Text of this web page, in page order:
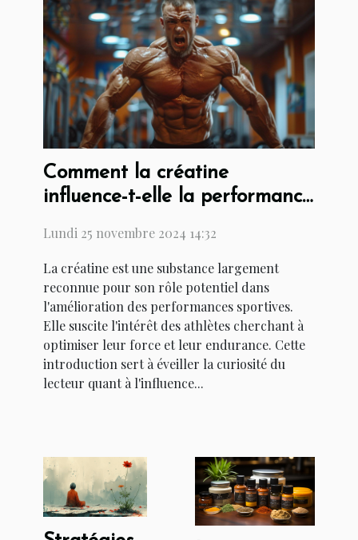
Comment la créatine
influence-t-elle la performance
Lundi 25 novembre 2024 14:32
La créatine est une substance largement
reconnue pour son rôle potentiel dans
l'amélioration des performances sportives.
Elle suscite l'intérêt des athlètes cherchant à
optimiser leur force et leur endurance. Cette
introduction sert à éveiller la curiosité du
lecteur quant à l'influence...